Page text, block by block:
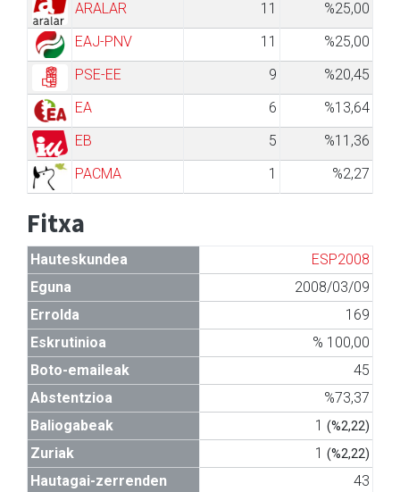
ARALAR
11
%25,00
EAJ-PNV
11
%25,00
PSE-EE
9
%20,45
EA
6
%13,64
EB
5
%11,36
PACMA
1 %2,27
Fitxa
Hauteskundea
ESP2008
Eguna
2008/03/09
Errolda
169
Eskrutinioa
% 100,00
Boto-emaileak
45
Abstentzioa
%73,37
Baliogabeak
1 (%2,22)
Zuriak 1 (%2,22)
Hautagai-zerrenden
43